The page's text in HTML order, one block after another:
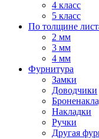
4 класс
5 класс
По толщине
2 мм
3 мм
4 мм
Фурнитура
Замки
Доводчики
Накладки
Ручки
Другая